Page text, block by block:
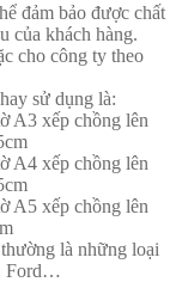
đảm bảo được chất
của khách hàng.
cho công ty theo
sử dụng là:
A3 xếp chồng lên
A4 xếp chồng lên
A5 xếp chồng lên
là những loại
Ford…